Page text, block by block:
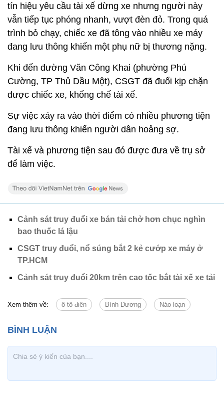
tín hiệu yêu cầu tài xế dừng xe nhưng người này
vẫn tiếp tục phóng nhanh, vượt đèn đỏ. Trong quá
trình bỏ chạy, chiếc xe đã tông vào nhiều xe máy
đang lưu thông khiến một phụ nữ bị thương nặng.
Khi đến đường Văn Công Khai (phường Phú
Cường, TP Thủ Dầu Một), CSGT đã đuổi kịp chặn
được chiếc xe, khống chế tài xế.
Sự việc xảy ra vào thời điểm có nhiều phương tiện
đang lưu thông khiến người dân hoảng sợ.
Tài xế và phương tiện sau đó được đưa về trụ sở
để làm việc.
Cảnh sát truy đuổi xe bán tải chở hơn chục nghìn
bao thuốc lá lậu
CSGT truy đuổi, nổ súng bắt 2 kẻ cướp xe máy ở
TP.HCM
Cảnh sát truy đuổi 20km trên cao tốc bắt tài xế xe tải
Xem thêm về: ô tô điên Bình Dương Náo loạn